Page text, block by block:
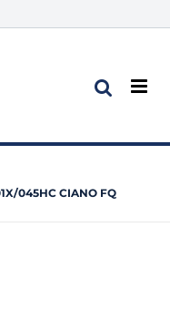
045HC CIANO FQ